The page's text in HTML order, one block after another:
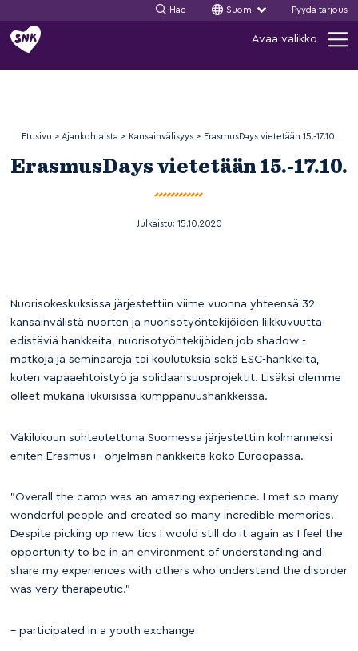
Siirry
sisältöön
Hae Suomi Pyydä tarjous
Avaa valikko
Etusivu > Ajankohtaista > Kansainvälisyys> ErasmusDays vietetään 15.-17.10.
ErasmusDays vietetään 15.-17.10.
Julkaistu: 15.10.2020
Nuorisokeskuksissa järjestettiin viime vuonna yhteensä 32
kansainvälistä nuorten ja nuorisotyöntekijöiden liikkuvuutta
edistäviä hankkeita, nuorisotyöntekijöiden job shadow -
matkoja ja seminaareja tai koulutuksia sekä ESC-hankkeita,
kuten vapaaehtoistyö ja solidaarisuusprojektit. Lisäksi olemme
olleet mukana lukuisissa kumppanuushankkeissa.
Väkilukuun suhteutettuna Suomessa järjestettiin kolmanneksi
eniten Erasmus+ -ohjelman hankkeita koko Euroopassa.
”Overall the camp was an amazing experience. I met so many
wonderful people and created so many incredible memories.
Despite picking up new tics I would still do it again as I feel the
opportunity to be in an environment of understanding and
share my experiences with others who understand the disorder
was very therapeutic.”
– participated in a youth exchange